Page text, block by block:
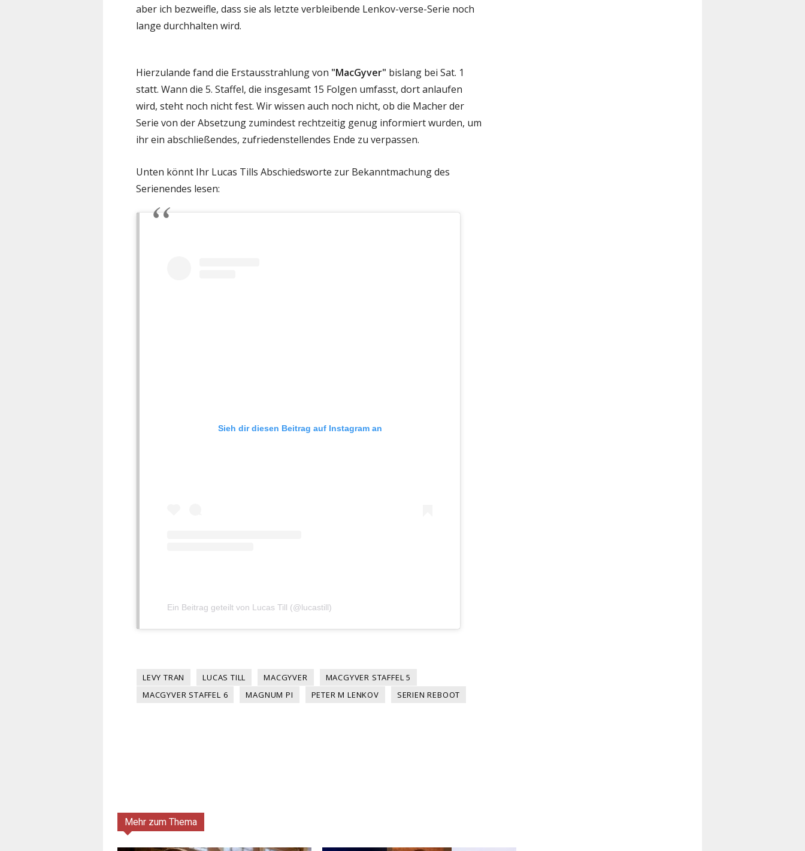
aber ich bezweifle, dass sie als letzte verbleibende Lenkov-verse-Serie noch
lange durchhalten wird.
Hierzulande fand die Erstausstrahlung von "MacGyver" bislang bei Sat. 1
statt. Wann die 5. Staffel, die insgesamt 15 Folgen umfasst, dort anlaufen
wird, steht noch nicht fest. Wir wissen auch noch nicht, ob die Macher der
Serie von der Absetzung zumindest rechtzeitig genug informiert wurden, um
ihr ein abschließendes, zufriedenstellendes Ende zu verpassen.
Unten könnt Ihr Lucas Tills Abschiedsworte zur Bekanntmachung des
Serienendes lesen:
Sieh dir diesen Beitrag auf Instagram an
Ein Beitrag geteilt von Lucas Till (@lucastill)
LEVY TRAN LUCAS TILL MACGYVER
MACGYVER STAFFEL 5
MACGYVER STAFFEL 6
MAGNUM PI PETER M LENKOV SERIEN REBOOT
Mehr zum Thema